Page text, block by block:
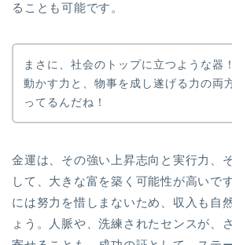
ることも可能です。
まさに、社会のトップに立つような器
動かす力と、物事を成し遂げる力の両
ってるんだね！
金運は、その強い上昇志向と実行力、
して、大きな富を築く可能性が高いで
には努力を惜しまないため、収入も自
ょう。人脈や、洗練されたセンスが、
プロ